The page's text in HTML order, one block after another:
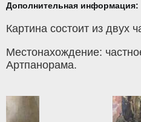
Дополнительная информация:
Картина состоит из двух
Местонахождение:
Артпанорама.